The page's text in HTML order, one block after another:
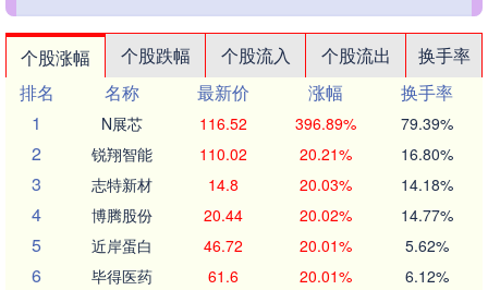
个股涨幅 个股跌幅 个股流入 个股流出
换手率
排名
名称 最新价 涨幅
换手率
1
N展芯 116.52 396.89% 79.39%
2 锐翔智能 110.02 20.21% 16.80%
3 志特新材 14.8 20.03% 14.18%
4 博腾股份 20.44 20.02% 14.77%
5 近岸蛋白 46.72 20.01% 5.62%
6 毕得医药 61.6 20.01% 6.12%